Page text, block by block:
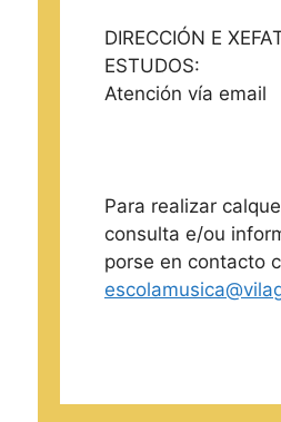
DIRECCIÓN E
ESTUDOS:
Atención vía email
Para realizar
consulta e/ou
porse en contacto